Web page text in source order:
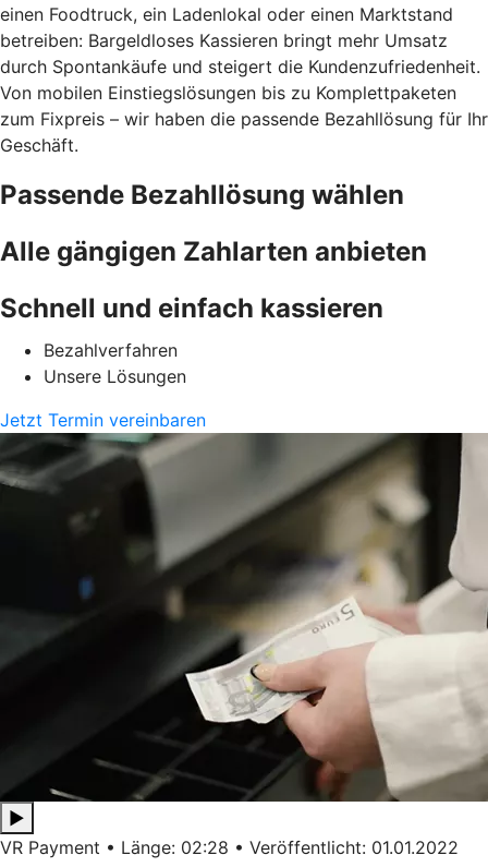
einen Foodtruck, ein Ladenlokal oder einen Marktstand
betreiben: Bargeldloses Kassieren bringt mehr Umsatz
durch Spontankäufe und steigert die Kundenzufriedenheit.
Von mobilen Einstiegslösungen bis zu Komplettpaketen
zum Fixpreis – wir haben die passende Bezahllösung für Ihr
Geschäft.
Passende Bezahllösung wählen
Alle gängigen Zahlarten anbieten
Schnell und einfach kassieren
Bezahlverfahren
Unsere Lösungen
Jetzt Termin vereinbaren
▶
VR Payment • Länge: 02:28 • Veröffentlicht: 01.01.2022